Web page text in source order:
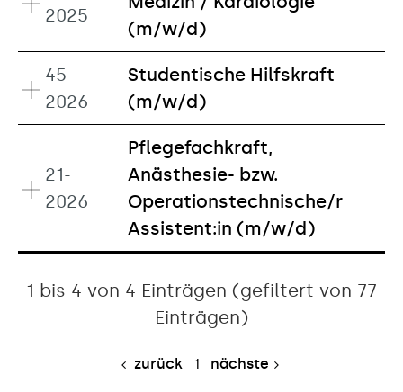
2025
(m/w/d)
45-
2026
Studentische Hilfskraft
(m/w/d)
21-
2026
Pflegefachkraft,
Anästhesie- bzw.
Operationstechnische/r
Assistent:in (m/w/d)
1 bis 4 von 4 Einträgen (gefiltert von 77
Einträgen)
zurück 1 nächste